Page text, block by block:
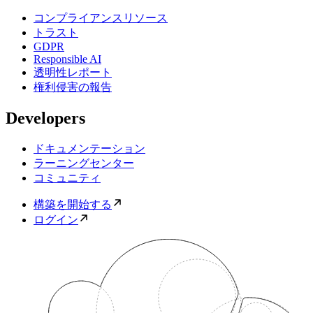
コンプライアンスリソース
トラスト
GDPR
Responsible AI
透明性レポート
権利侵害の報告
Developers
ドキュメンテーション
ラーニングセンター
コミュニティ
構築を開始する
ログイン